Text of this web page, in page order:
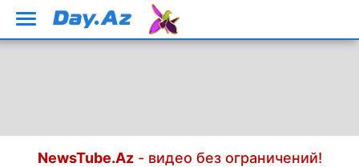
NewsTube.Az- видео без ограничений!